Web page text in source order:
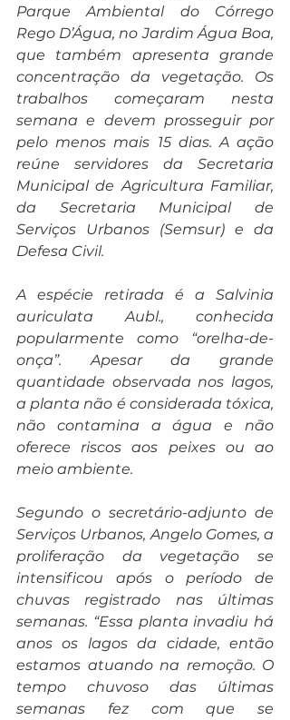
Parque Ambiental do Córrego
Rego D’Água, no Jardim Água Boa,
que também apresenta grande
concentração da vegetação. Os
trabalhos começaram nesta
semana e devem prosseguir por
pelo menos mais 15 dias. A ação
reúne servidores da Secretaria
Municipal de Agricultura Familiar,
da Secretaria Municipal de
Serviços Urbanos (Semsur) e da
Defesa Civil.
A espécie retirada é a Salvinia
auriculata Aubl., conhecida
popularmente como “orelha-de-
onça”. Apesar da grande
quantidade observada nos lagos,
a planta não é considerada tóxica,
não contamina a água e não
oferece riscos aos peixes ou ao
meio ambiente.
Segundo o secretário-adjunto de
Serviços Urbanos, Angelo Gomes, a
proliferação da vegetação se
intensificou após o período de
chuvas registrado nas últimas
semanas. “Essa planta invadiu há
anos os lagos da cidade, então
estamos atuando na remoção. O
tempo chuvoso das últimas
semanas fez com que se